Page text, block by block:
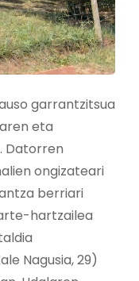
garrantzitsua
eta
Datorren
ongizateari
berriari
hartzailea
Nagusia, 29)